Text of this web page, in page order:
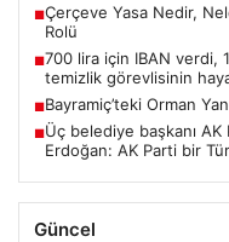
■Çerçeve Yasa Nedir,
Rolü
■700 lira için IBAN verdi,
temizlik görevlisinin
■Bayramiç’teki Orman
■Üç belediye başkanı AK
Erdoğan: AK Parti bir
Güncel